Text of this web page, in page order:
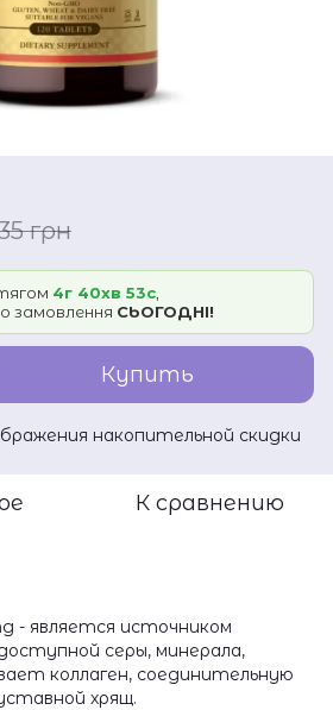
грн
4г 40хв 53с
замовлення СЬОГОДНІ!
Купить
накопительной скидки
К сравнению
- является источником
серы, минерала,
коллаген, соединительную
хрящ.